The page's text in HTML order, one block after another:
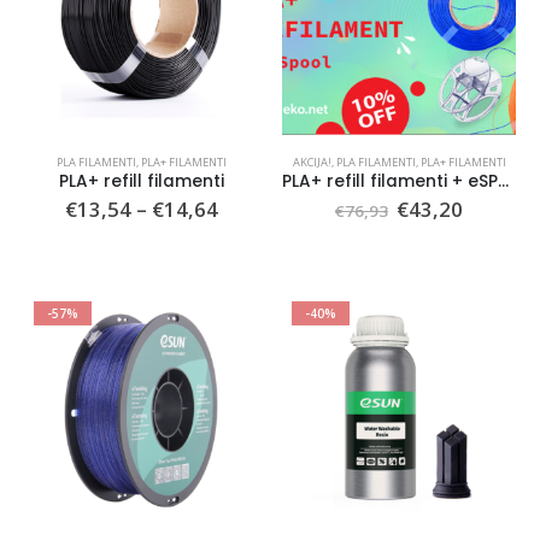
PLA FILAMENTI, PLA+ FILAMENTI
PLA+ refill filamenti
€13,54 – €14,64Preisspanne:
AKCIJA!, PLA FILAMENTI, PLA+ FILAMENTI
PLA+ refill filamenti + eSPOOL, 3x1kg
€76,93 Ursprünglicher
Preis
€43,20
-57% -40%